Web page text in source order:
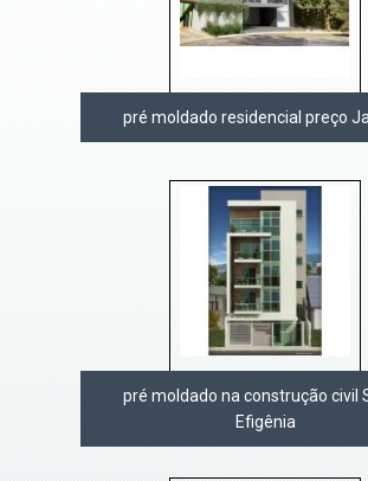
pré moldado residencial preço
pré moldado na construção civil
Efigênia